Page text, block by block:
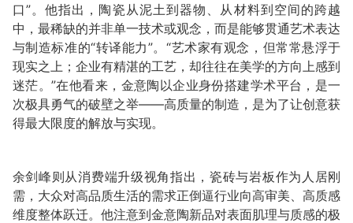
口”。他指出，陶瓷从泥土到器物、从材料到空间的跨越
中，最稀缺的并非单一技术或观念，而是能够贯通艺术表达
与制造标准的“转译能力”。“艺术家有观念，但常常悬浮于
现实之上；企业有精湛的工艺，却往往在美学的方向上感到
迷茫。”在他看来，金意陶以企业身份搭建学术平台，是一
次极具勇气的破壁之举——高质量的制造，是为了让创意获
得最大限度的解放与实现。
余剑峰则从消费端升级视角指出，瓷砖与岩板作为人居刚
需，大众对高品质生活的需求正倒逼行业向高审美、高质感
维度整体跃迁。他注意到金意陶新品对表面肌理与质感的极